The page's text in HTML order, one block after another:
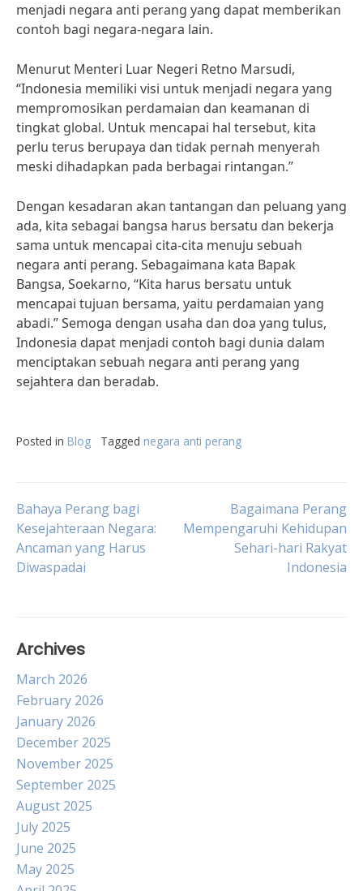
menjadi negara anti perang yang dapat memberikan
contoh bagi negara-negara lain.
Menurut Menteri Luar Negeri Retno Marsudi,
“Indonesia memiliki visi untuk menjadi negara yang
mempromosikan perdamaian dan keamanan di
tingkat global. Untuk mencapai hal tersebut, kita
perlu terus berupaya dan tidak pernah menyerah
meski dihadapkan pada berbagai rintangan.”
Dengan kesadaran akan tantangan dan peluang yang
ada, kita sebagai bangsa harus bersatu dan bekerja
sama untuk mencapai cita-cita menuju sebuah
negara anti perang. Sebagaimana kata Bapak
Bangsa, Soekarno, “Kita harus bersatu untuk
mencapai tujuan bersama, yaitu perdamaian yang
abadi.” Semoga dengan usaha dan doa yang tulus,
Indonesia dapat menjadi contoh bagi dunia dalam
menciptakan sebuah negara anti perang yang
sejahtera dan beradab.
Posted in Blog Tagged negara anti perang
Post
navigation
Bahaya Perang bagi
Kesejahteraan Negara:
Ancaman yang Harus
Diwaspadai
Bagaimana Perang
Mempengaruhi Kehidupan
Sehari-hari Rakyat
Indonesia
Archives
March 2026
February 2026
January 2026
December 2025
November 2025
September 2025
August 2025
July 2025
June 2025
May 2025